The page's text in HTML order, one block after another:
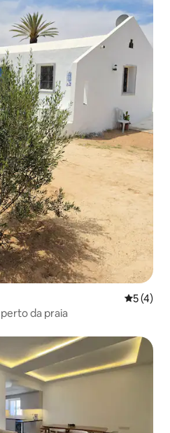
5 de
5 (4)
da praia